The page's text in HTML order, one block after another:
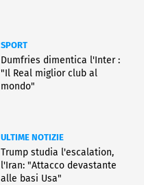
SPORT
Dumfries dimentica l'Inter :
"Il Real miglior club al
mondo"
ULTIME NOTIZIE
Trump studia l'escalation,
l'Iran: "Attacco devastante
alle basi Usa"